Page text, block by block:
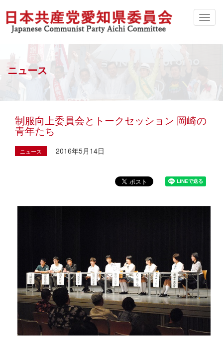
ニュース
制服向上委員会とトークセッション 岡崎の
青年たち
ニュース 2016年5月14日